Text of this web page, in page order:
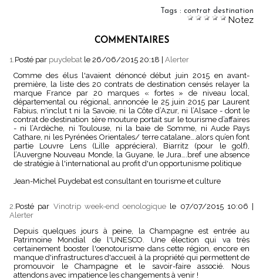
Tags : contrat destination
Notez
COMMENTAIRES
1.Posté par puydebat le 26/06/2015 20:18
Alerter
Comme des élus l'avaient dénoncé début juin 2015 en avant-
première, la liste des 20 contrats de destination censés relayer la
marque France par 20 marques « fortes » de niveau local,
départemental ou régional, annoncée le 25 juin 2015 par Laurent
Fabius, n'inclut t ni la Savoie, ni la Côte d’Azur, ni l’Alsace - dont le
contrat de destination 1ère mouture portait sur le tourisme d’affaires
- ni l’Ardèche, ni Toulouse, ni la baie de Somme, ni Aude Pays
Cathare, ni les Pyrénées Orientales/ terre catalane….alors qu’en font
partie Louvre Lens (Lille appréciera), Biarritz (pour le golf),
l’Auvergne Nouveau Monde, la Guyane, le Jura….bref une absence
de stratégie à l'international au profit d'un opportunisme politique
Jean-Michel Puydebat est consultant en tourisme et culture
2.Posté par Vinotrip week-end oenologique le 07/07/2015 10:06
Alerter
Depuis quelques jours à peine, la Champagne est entrée au
Patrimoine Mondial de l'UNESCO. Une élection qui va très
certainement booster l'oenotourisme dans cette région, encore en
manque d'infrastructures d'accueil à la propriété qui permettent de
promouvoir le Champagne et le savoir-faire associé. Nous
attendons avec impatience les changements à venir !